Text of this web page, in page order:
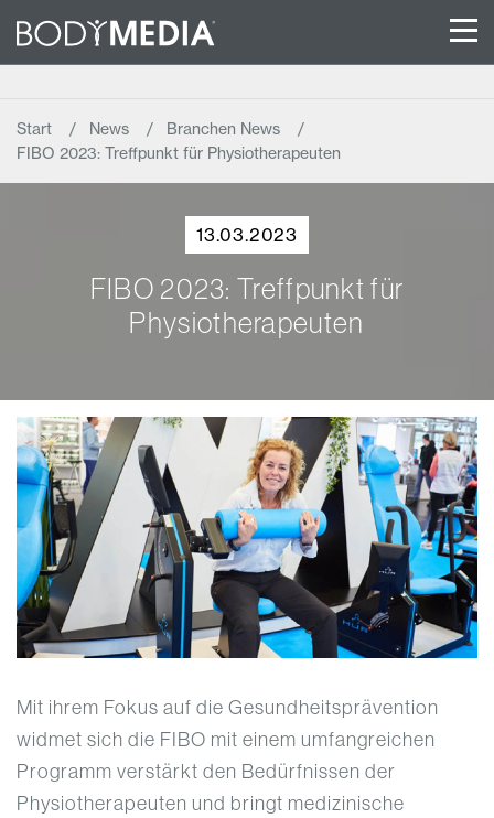
Start News
Branchen News
FIBO 2023: Treffpunkt für Physiotherapeuten
13.03.2023
FIBO 2023: Treffpunkt für
Physiotherapeuten
Mit ihrem Fokus auf die Gesundheitsprävention
widmet sich die FIBO mit einem umfangreichen
Programm verstärkt den Bedürfnissen der
Physiotherapeuten und bringt medizinische